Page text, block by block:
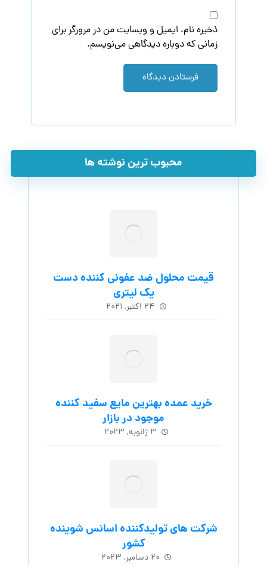
ذخیره نام، ایمیل و وبسایت من در مرورگر برای
زمانی که دوباره دیدگاهی می‌نویسم.
فرستادن دیدگاه
محبوب ترین نوشته ها
قیمت محلول ضد عفونی کننده دست
یک لیتری
۲۴ اکتبر, ۲۰۲۱
خرید عمده بهترین مایع سفید کننده
موجود در بازار
۳ ژانویه, ۲۰۲۳
شرکت های تولیدکننده اسانس شوینده
کشور
۲۰ دسامبر, ۲۰۲۳